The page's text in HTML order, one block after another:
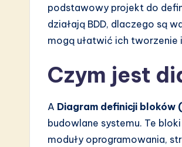
A
ft
podstawowy projekt do
działają BDD, dlaczego są
mogą ułatwić ich tworzenie
Czym jest
A Diagram definicji bloków
budowlane systemu. Te
moduły oprogramowania,